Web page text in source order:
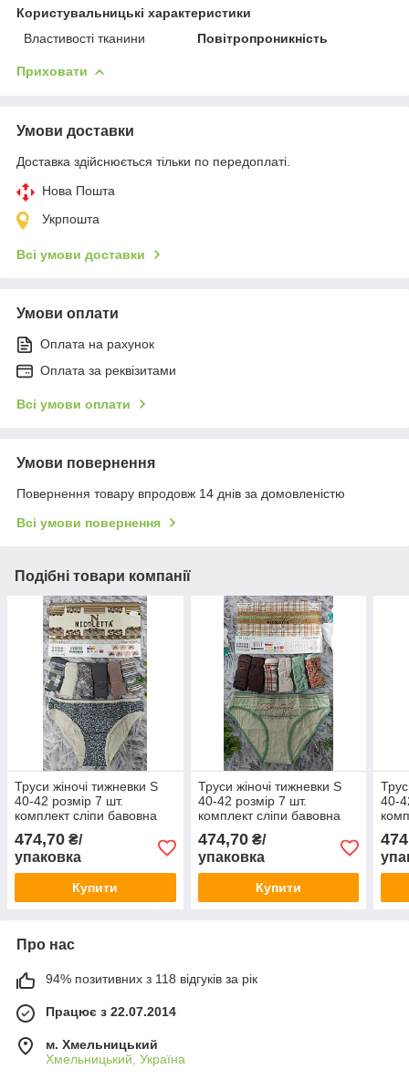
Користувальницькі характеристики
Властивості тканини
Повітропроникність
Приховати
Умови доставки
Доставка здійснюється тільки по передоплаті.
Нова Пошта
Укрпошта
Всі умови доставки
Умови оплати
Оплата на рахунок
Оплата за реквізитами
Всі умови оплати
Умови повернення
Повернення товару впродовж 14 днів за домовленістю
Всі умови повернення
Подібні товари компанії
Труси жіночі тижневки S
40-42 розмір 7 шт.
комплект сліпи бавовна
Nicoletta Туреччина 13957
474,70 ₴/
упаковка
Купити
Труси жіночі тижневки S
40-42 розмір 7 шт.
комплект сліпи бавовна
Nicoletta Туреччина
713067
474,70₴/
упаковка
Купити
40-
Про нас
94% позитивних з 118 відгуків за рік
Працює з 22.07.2014
м. Хмельницький
Хмельницький, Україна